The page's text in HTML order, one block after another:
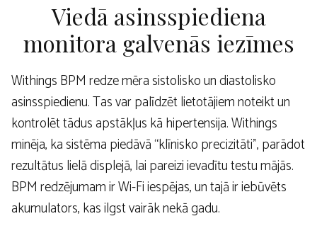
Viedā asinsspiediena
monitora galvenās iezīmes
Withings BPM redze mēra sistolisko un diastolisko
asinsspiedienu. Tas var palīdzēt lietotājiem noteikt un
kontrolēt tādus apstākļus kā hipertensija. Withings
minēja, ka sistēma piedāvā “klīnisko precizitāti”, parādot
rezultātus lielā displejā, lai pareizi ievadītu testu mājās.
BPM redzējumam ir Wi-Fi iespējas, un tajā ir iebūvēts
akumulators, kas ilgst vairāk nekā gadu.